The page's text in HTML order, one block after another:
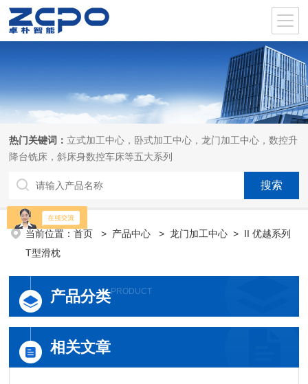
热门关键词： 立式加工中心，卧式加工中心，龙门加工中心，数控升
降台铣床，斜床身数控车床等五大系列
当前位置：首页 > 产品中心 >龙门加工中心 > II 优越系列
T型滑枕
产品分类PRODUCT
相关文章